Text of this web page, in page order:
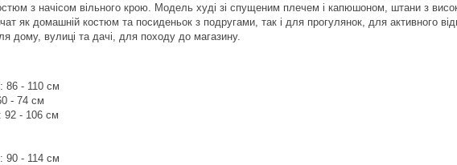
з начісом вільного крою. Модель худі зі спущеним плечем і капюшоном, штани з
як домашній костюм та посиденьок з подругами, так і для прогулянок, для активного
дому, вулиці та дачі, для походу до магазину.
86 - 110 см
- 74 см
92 - 106 см
90 - 114 см